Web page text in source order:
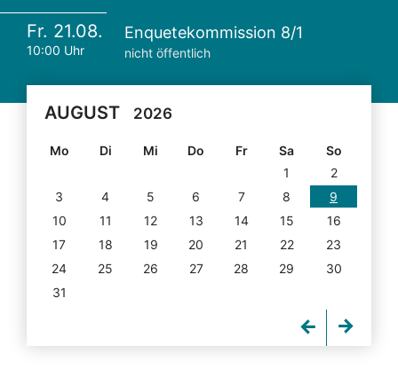
Fr. 21.08.
10:00 Uhr
Enquetekommission 8/1
nicht öffentlich
AUGUST 2026
Mo Di Mi Do Fr Sa
So
1
2
3
4 5 6 7 8
9
10
11 12 13 14 15
16
17
18 19 20 21 22
23
24
25 26 27 28 29
30
31